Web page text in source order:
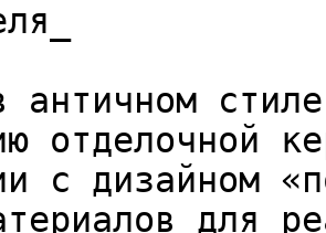
античном
отделочной
с дизайном
для